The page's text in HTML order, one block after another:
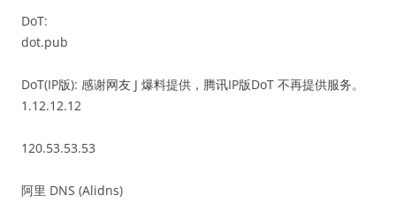
DoT:
dot.pub
DoT(IP版): 感谢网友 J 爆料提供，腾讯IP版DoT 不再提供服务。
1.12.12.12
120.53.53.53
阿里 DNS (Alidns)